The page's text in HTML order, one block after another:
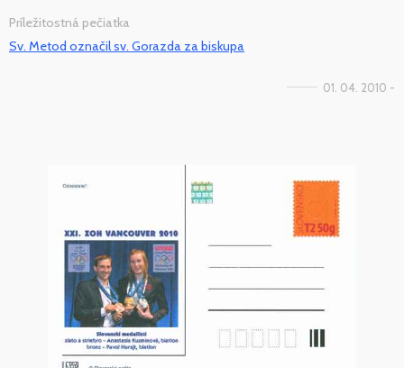
Príležitostná pečiatka
Sv. Metod označil sv. Gorazda za biskupa
01. 04. 2010 -